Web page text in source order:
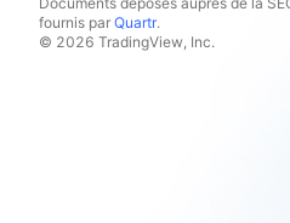
fournis par Quartr.
© 2026 TradingView, Inc.